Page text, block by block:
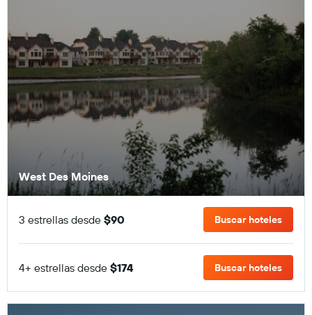
West Des Moines
3 estrellas desde $90 Buscar hoteles
4+ estrellas desde $174 Buscar hoteles